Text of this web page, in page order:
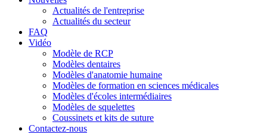
Actualités de l'entreprise
Actualités du secteur
FAQ
Vidéo
Modèle de RCP
Modèles dentaires
Modèles d'anatomie humaine
Modèles de formation en sciences médicales
Modèles d'écoles intermédiaires
Modèles de squelettes
Coussinets et kits de suture
Contactez-nous